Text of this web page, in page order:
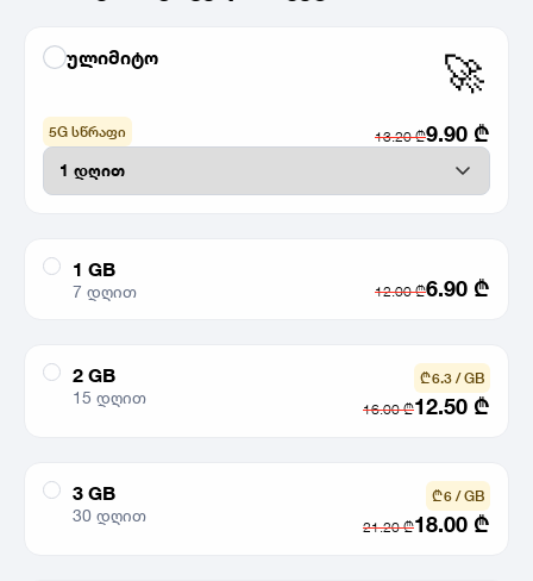
ულიმიტო
5G სწრაფი 13.20₾9.90 ₾
🚀
1 GB
7 დღით 12.00₾6.90 ₾
2 GB
15 დღით
₾ 6.3 / GB
16.00₾12.50 ₾
3 GB
30 დღით
₾ 6 / GB
21.20₾18.00 ₾